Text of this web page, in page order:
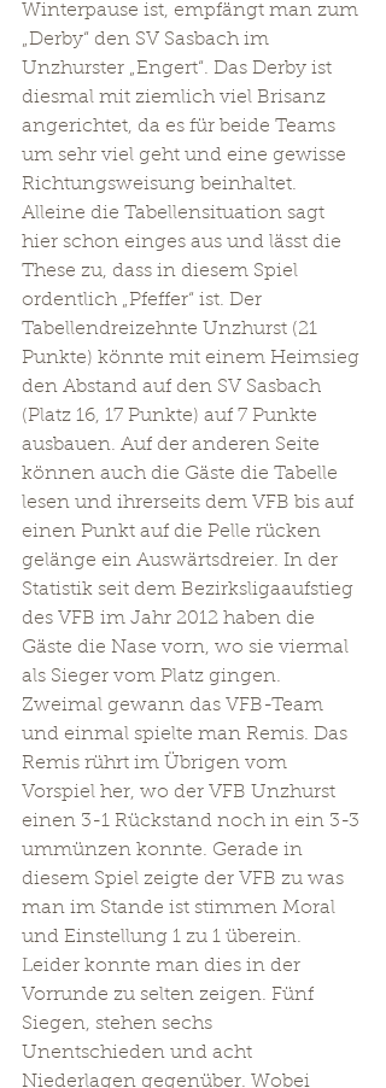
Winterpause ist, empfängt man zum
„Derby“ den SV Sasbach im
Unzhurster „Engert“. Das Derby ist
diesmal mit ziemlich viel Brisanz
angerichtet, da es für beide Teams
um sehr viel geht und eine gewisse
Richtungsweisung beinhaltet.
Alleine die Tabellensituation sagt
hier schon einges aus und lässt die
These zu, dass in diesem Spiel
ordentlich „Pfeffer“ ist. Der
Tabellendreizehnte Unzhurst (21
Punkte) könnte mit einem Heimsieg
den Abstand auf den SV Sasbach
(Platz 16, 17 Punkte) auf 7 Punkte
ausbauen. Auf der anderen Seite
können auch die Gäste die Tabelle
lesen und ihrerseits dem VFB bis auf
einen Punkt auf die Pelle rücken
gelänge ein Auswärtsdreier. In der
Statistik seit dem Bezirksligaaufstieg
des VFB im Jahr 2012 haben die
Gäste die Nase vorn, wo sie viermal
als Sieger vom Platz gingen.
Zweimal gewann das VFB-Team
und einmal spielte man Remis. Das
Remis rührt im Übrigen vom
Vorspiel her, wo der VFB Unzhurst
einen 3-1 Rückstand noch in ein 3-3
ummünzen konnte. Gerade in
diesem Spiel zeigte der VFB zu was
man im Stande ist stimmen Moral
und Einstellung 1 zu 1 überein.
Leider konnte man dies in der
Vorrunde zu selten zeigen. Fünf
Siegen, stehen sechs
Unentschieden und acht
Niederlagen gegenüber. Wobei